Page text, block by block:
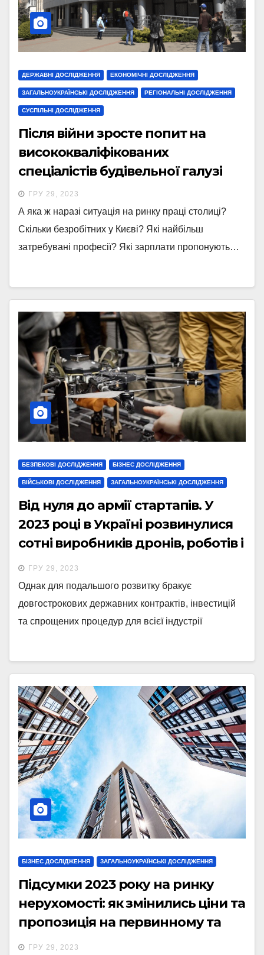
ДЕРЖАВНІ ДОСЛІДЖЕННЯ ЕКОНОМІЧНІ ДОСЛІДЖЕННЯ
ЗАГАЛЬНОУКРАЇНСЬКІ ДОСЛІДЖЕННЯ РЕГІОНАЛЬНІ ДОСЛІДЖЕННЯ
СУСПІЛЬНІ ДОСЛІДЖЕННЯ
Після війни зросте попит на
висококваліфікованих
спеціалістів будівельної галузі
ГРУ 29, 2023
А яка ж наразі ситуація на ринку праці столиці?
Скільки безробітних у Києві? Які найбільш
затребувані професії? Які зарплати пропонують…
БЕЗПЕКОВІ ДОСЛІДЖЕННЯ БІЗНЕС ДОСЛІДЖЕННЯ
ВІЙСЬКОВІ ДОСЛІДЖЕННЯ ЗАГАЛЬНОУКРАЇНСЬКІ ДОСЛІДЖЕННЯ
Від нуля до армії стартапів. У
2023 році в Україні розвинулися
сотні виробників дронів, роботів і
РЕБ. Що заважає їм рости ще
швидше?
ГРУ 29, 2023
Однак для подальшого розвитку бракує
довгострокових державних контрактів, інвестицій
та спрощених процедур для всієї індустрії
БІЗНЕС ДОСЛІДЖЕННЯ ЗАГАЛЬНОУКРАЇНСЬКІ ДОСЛІДЖЕННЯ
Підсумки 2023 року на ринку
нерухомості: як змінились ціни та
пропозиція на первинному та
вторинному ринку
ГРУ 29, 2023